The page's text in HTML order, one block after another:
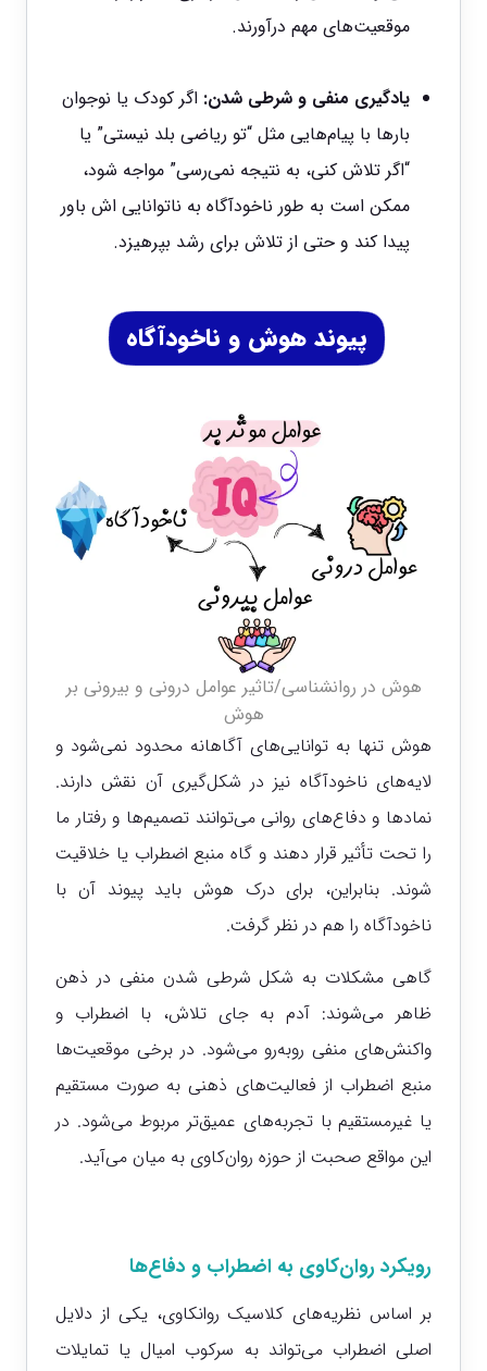
موقعیت‌های مهم درآورند.
یادگیری منفی و شرطی شدن: اگر کودک یا نوجوان
بارها با پیام‌هایی مثل “تو ریاضی بلد نیستی” یا
“اگر تلاش کنی، به نتیجه نمی‌رسی” مواجه شود،
ممکن است به طور ناخودآگاه به ناتوانایی اش باور
پیدا کند و حتی از تلاش برای رشد بپرهیزد.
پیوند هوش و ناخودآگاه
هوش در روانشناسی/تاثیر عوامل درونی و بیرونی بر
هوش
هوش تنها به توانایی‌های آگاهانه محدود نمی‌شود و
لایه‌های ناخودآگاه نیز در شکل‌گیری آن نقش دارند.
نمادها و دفاع‌های روانی می‌توانند تصمیم‌ها و رفتار ما
را تحت تأثیر قرار دهند و گاه منبع اضطراب یا خلاقیت
شوند. بنابراین، برای درک هوش باید پیوند آن با
ناخودآگاه را هم در نظر گرفت.
گاهی مشکلات به شکل شرطی شدن منفی در ذهن
ظاهر می‌شوند: آدم به جای تلاش، با اضطراب و
واکنش‌های منفی روبه‌رو می‌شود. در برخی موقعیت‌ها
منبع اضطراب از فعالیت‌های ذهنی به صورت مستقیم
یا غیرمستقیم با تجربه‌های عمیق‌تر مربوط می‌شود. در
این مواقع صحبت از حوزه روان‌کاوی به میان می‌آید.
رویکرد روان‌کاوی به اضطراب و دفاع‌ها
بر اساس نظریه‌های کلاسیک روانکاوی، یکی از دلایل
اصلی اضطراب می‌تواند به سرکوب امیال یا تمایلات